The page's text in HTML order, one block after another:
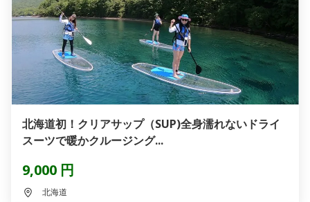
北海道初！クリアサップ（SUP)全身濡れないドライ
スーツで暖かクルージング...
9,000 円
北海道